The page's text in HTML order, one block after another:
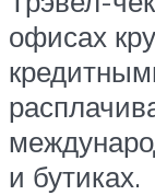
офисах
и бутиках.